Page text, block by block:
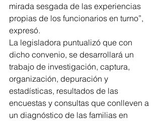
mirada sesgada de las experiencias
propias de los funcionarios en turno”,
expresó.
La legisladora puntualizó que con
dicho convenio, se desarrollará un
trabajo de investigación, captura,
organización, depuración y
estadísticas, resultados de las
encuestas y consultas que conlleven a
un diagnóstico de las familias en